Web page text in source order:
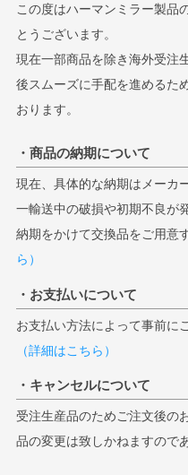
この度はハーマンミラー製品
とうございます。
現在一部商品を除き海外受注
後スムーズに手配を進めるた
おります。
・商品の納期について
現在、具体的な納期はメーカ
一輸送中の破損や初期不良が
納期をかけて交換品をご用意
ら）
・お支払いについて
お支払い方法によって事前に
（詳細はこちら）
・キャンセルについて
受注生産品のためご注文後の
品の変更は致しかねますので